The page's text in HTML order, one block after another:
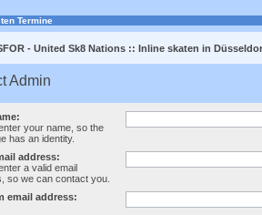
Termine
- United Sk8 Nations :: Inline skaten in
Admin
your name, so the
has an identity.
address:
a valid email
so we can contact you.
email address: